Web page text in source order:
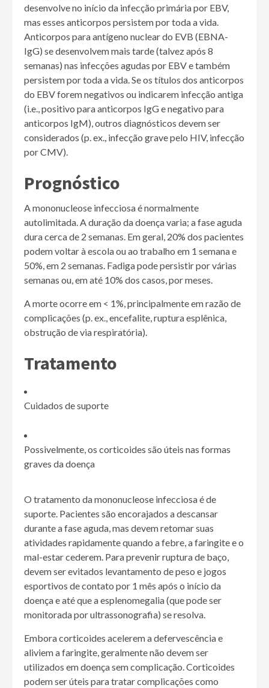
desenvolve no início da infecção primária por EBV,
mas esses anticorpos persistem por toda a vida.
Anticorpos para antígeno nuclear do EVB (EBNA-
IgG) se desenvolvem mais tarde (talvez após 8
semanas) nas infecções agudas por EBV e também
persistem por toda a vida. Se os títulos dos anticorpos
do EBV forem negativos ou indicarem infecção antiga
(i.e., positivo para anticorpos IgG e negativo para
anticorpos IgM), outros diagnósticos devem ser
considerados (p. ex., infecção grave pelo HIV, infecção
por CMV).
Prognóstico
A mononucleose infecciosa é normalmente
autolimitada. A duração da doença varia; a fase aguda
dura cerca de 2 semanas. Em geral, 20% dos pacientes
podem voltar à escola ou ao trabalho em 1 semana e
50%, em 2 semanas. Fadiga pode persistir por várias
semanas ou, em até 10% dos casos, por meses.
A morte ocorre em < 1%, principalmente em razão de
complicações (p. ex., encefalite, ruptura esplênica,
obstrução de via respiratória).
Tratamento
Cuidados de suporte
Possivelmente, os corticoides são úteis nas formas
graves da doença
O tratamento da mononucleose infecciosa é de
suporte. Pacientes são encorajados a descansar
durante a fase aguda, mas devem retomar suas
atividades rapidamente quando a febre, a faringite e o
mal-estar cederem. Para prevenir ruptura de baço,
devem ser evitados levantamento de peso e jogos
esportivos de contato por 1 mês após o início da
doença e até que a esplenomegalia (que pode ser
monitorada por ultrassonografia) se resolva.
Embora corticoides acelerem a defervescência e
aliviem a faringite, geralmente não devem ser
utilizados em doença sem complicação. Corticoides
podem ser úteis para tratar complicações como